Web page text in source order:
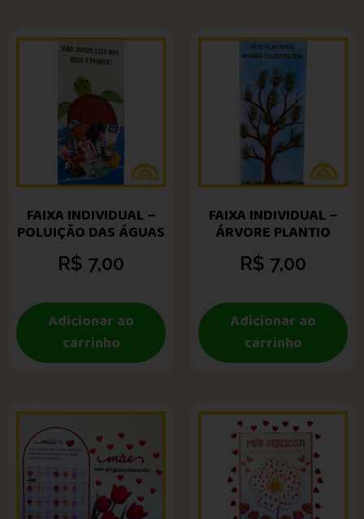
FAIXA INDIVIDUAL –
POLUIÇÃO DAS ÁGUAS
R$ 7,00
Adicionar ao
carrinho
FAIXA INDIVIDUAL –
ÁRVORE PLANTIO
R$ 7,00
Adicionar ao
carrinho